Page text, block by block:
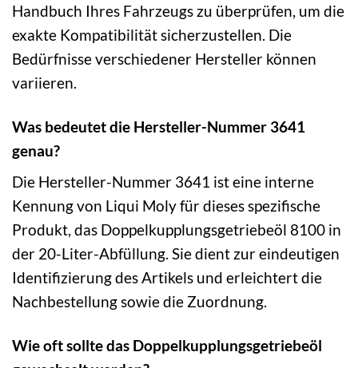
Handbuch Ihres Fahrzeugs zu überprüfen, um die
exakte Kompatibilität sicherzustellen. Die
Bedürfnisse verschiedener Hersteller können
variieren.
Was bedeutet die Hersteller-Nummer 3641
genau?
Die Hersteller-Nummer 3641 ist eine interne
Kennung von Liqui Moly für dieses spezifische
Produkt, das Doppelkupplungsgetriebeöl 8100 in
der 20-Liter-Abfüllung. Sie dient zur eindeutigen
Identifizierung des Artikels und erleichtert die
Nachbestellung sowie die Zuordnung.
Wie oft sollte das Doppelkupplungsgetriebeöl